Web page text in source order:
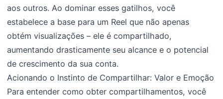
aos outros. Ao dominar esses gatilhos, você
estabelece a base para um Reel que não apenas
obtém visualizações – ele é compartilhado,
aumentando drasticamente seu alcance e o potencial
de crescimento da sua conta.
Acionando o Instinto de Compartilhar: Valor e Emoção
Para entender como obter compartilhamentos, você